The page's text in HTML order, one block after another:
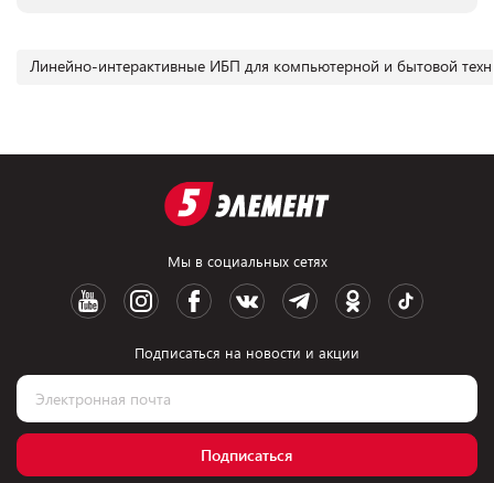
Линейно-интерактивные ИБП для компьютерной и бытовой
Мы в социальных сетях
Подписаться на новости и акции
Подписаться